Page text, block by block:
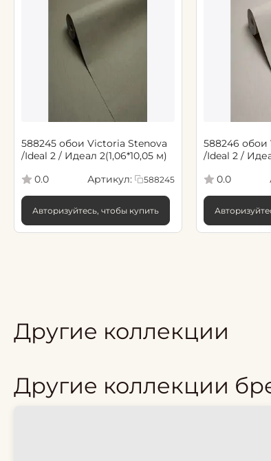
588245 обои Victoria Stenova
/Ideal 2 / Идеал 2(1,06*10,05 м)
0.0
Артикул: 588245
Авторизуйтесь, чтобы купить
588246 обои
/Ideal 2 /
0.0
Другие коллекции
Другие коллекции